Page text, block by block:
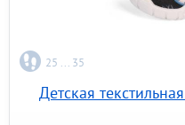
25 ... 35
Детская